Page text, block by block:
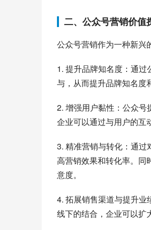
二、公众号营销价值
公众号营销作为一种新兴
1. 提升品牌知名度：通
与，从而提升品牌知名度
2. 增强用户黏性：公众号
企业可以通过与用户的互
3. 精准营销与转化：通
高营销效果和转化率。同
意度。
4. 拓展销售渠道与提升
线下的结合，企业可以扩